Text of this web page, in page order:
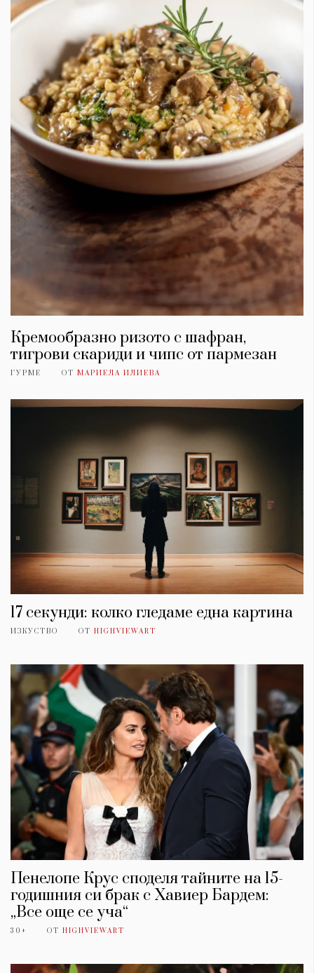
Кремообразно ризото с шафран,
тигрови скариди и чипс от пармезан
ГУРМЕ ОТ МАРИЕЛА ИЛИЕВА
17 секунди: колко гледаме една картина
ИЗКУСТВО ОТ HIGHVIEWART
Пенелопе Крус споделя тайните на 15-
годишния си брак с Хавиер Бардем:
„Все още се уча“
30+ ОТ HIGHVIEWART